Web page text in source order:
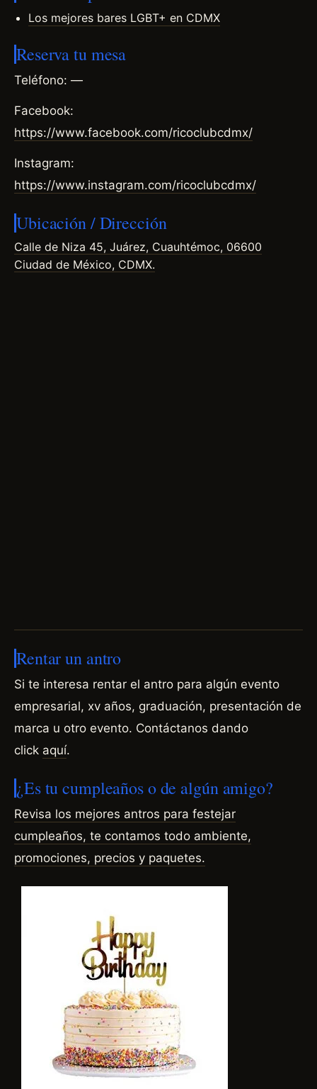
Los mejores bares LGBT+ en CDMX
Reserva tu mesa
Teléfono: —
Facebook:
https://www.facebook.com/ricoclubcdmx/
Instagram:
https://www.instagram.com/ricoclubcdmx/
Ubicación / Dirección
Calle de Niza 45, Juárez, Cuauhtémoc, 06600
Ciudad de México, CDMX.
Rentar un antro
Si te interesa rentar el antro para algún evento
empresarial, xv años, graduación, presentación de
marca u otro evento. Contáctanos dando
click aquí.
¿Es tu cumpleaños o de algún amigo?
Revisa los mejores antros para festejar
cumpleaños, te contamos todo ambiente,
promociones, precios y paquetes.